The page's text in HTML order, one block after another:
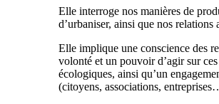
Elle interroge nos manières de
d’urbaniser, ainsi que nos
Elle implique une conscience des
volonté et un pouvoir d’agir sur
écologiques, ainsi qu’un
(citoyens, associations,